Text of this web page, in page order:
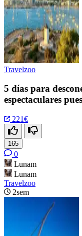
Travelzoo
5 días para
espectaculares
221€
165
0
Lunam
Lunam
Travelzoo
2sem